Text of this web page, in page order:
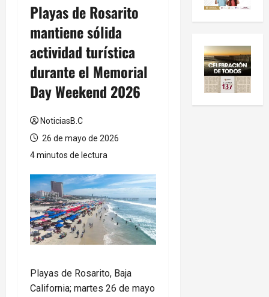
Playas de Rosarito
mantiene sólida
actividad turística
durante el Memorial
Day Weekend 2026
NoticiasB.C
26 de mayo de 2026
4 minutos de lectura
Playas de Rosarito, Baja
California; martes 26 de mayo